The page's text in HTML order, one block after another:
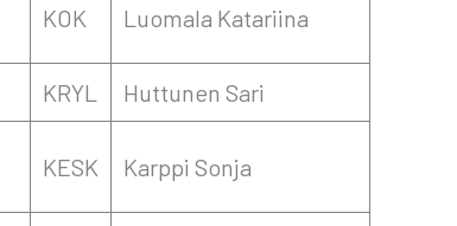
KOK Luo­ma­la Kata­rii­na
KRYL Hut­tu­nen Sari
KESK Karp­pi Son­ja